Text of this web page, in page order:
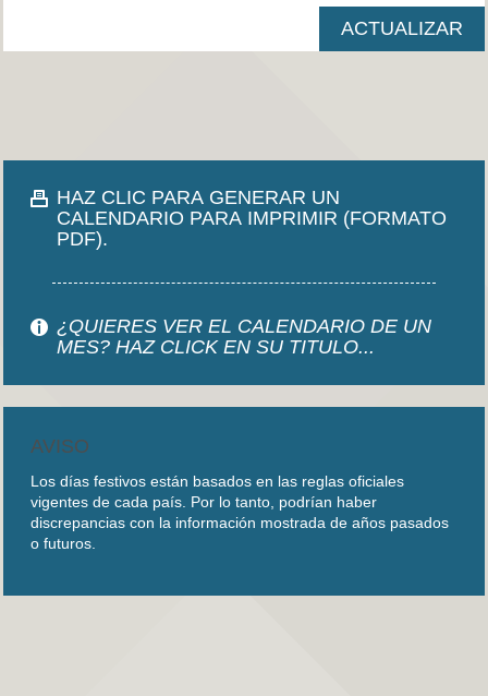
HAZ CLIC PARA GENERAR UN
CALENDARIO PARA IMPRIMIR (FORMATO
PDF).
¿QUIERES VER EL CALENDARIO DE UN
MES? HAZ CLICK EN SU TITULO...
AVISO
Los días festivos están basados en las reglas oficiales
vigentes de cada país. Por lo tanto, podrían haber
discrepancias con la información mostrada de años pasados
o futuros.